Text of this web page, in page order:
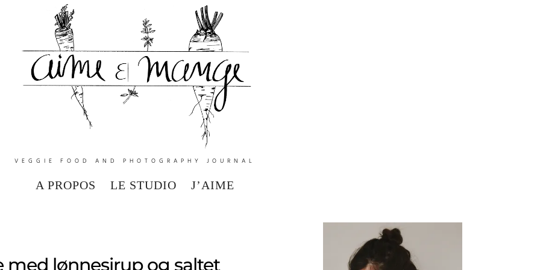
VEGGIE FOOD AND PHOTOGRAPHY JOURNAL
A PROPOS LE STUDIO J’AIME
med lønnesirup og saltet